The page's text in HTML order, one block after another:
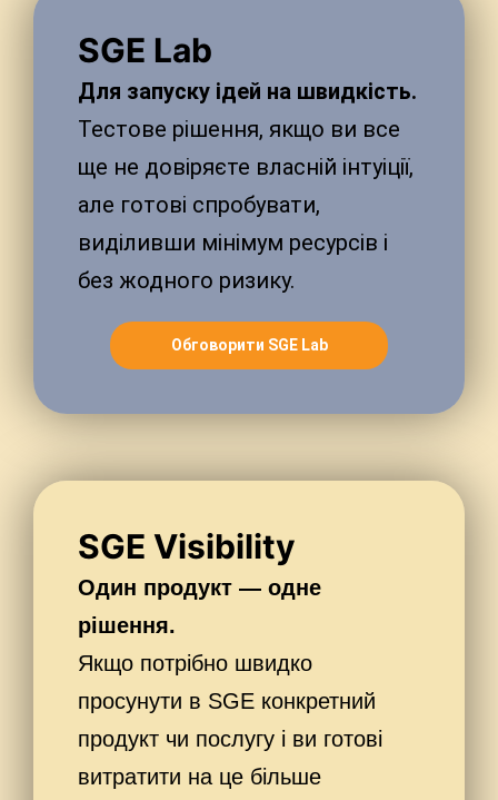
SGE Lab
Для запуску ідей на швидкість.
Тестове рішення, якщо ви все
ще не довіряєте власній інтуіції,
але готові спробувати,
виділивши мінімум ресурсів і
без жодного ризику.
Обговорити SGE Lab
SGE Visibility
Один продукт — одне
рішення.
Якщо потрібно швидко
просунути в SGE конкретний
продукт чи послугу і ви готові
витратити на це більше